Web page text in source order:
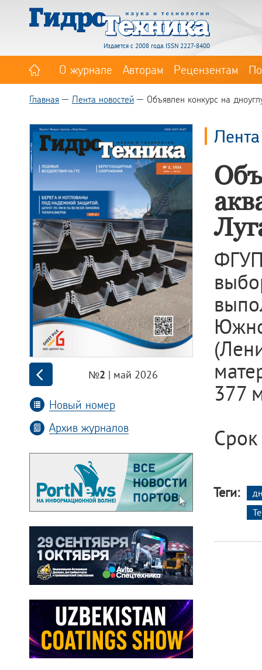
Издается с 2008 года. ISSN 2227-8400
О журнале Авторам Рецензентам
Главная Лента новостей Объявлен конкурс на
№2 | май 2026
Новый номер
Архив журналов
377
Теги: